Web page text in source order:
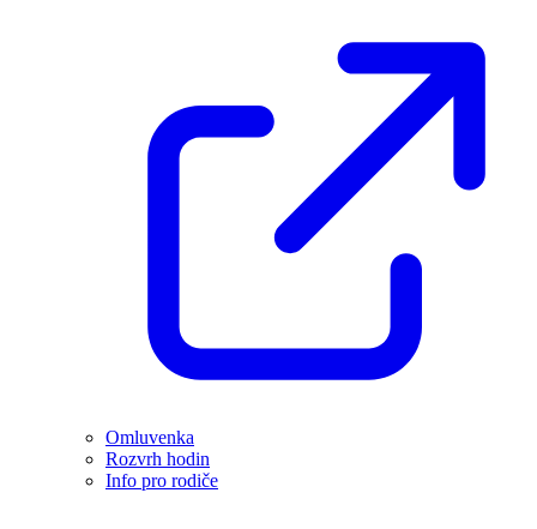
Omluvenka
Rozvrh hodin
Info pro rodiče